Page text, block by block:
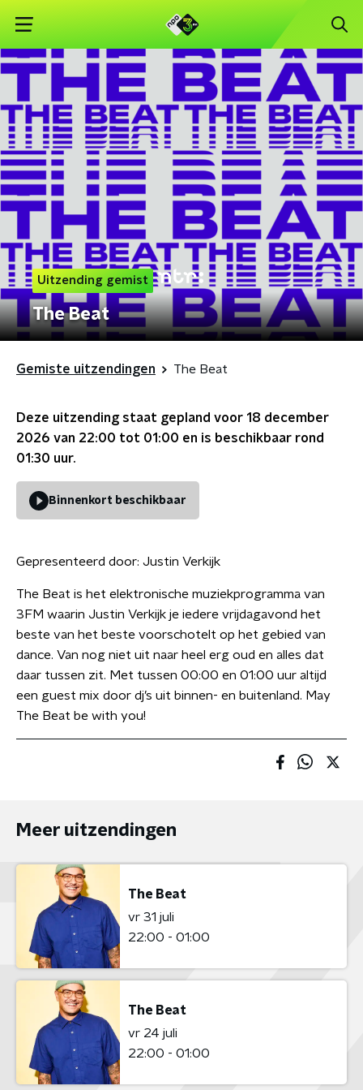
Uitzending gemist
The Beat
Gemiste uitzendingen The Beat
Deze uitzending staat gepland voor 18 december
2026 van 22:00 tot 01:00 en is beschikbaar rond
01:30 uur.
Binnenkort beschikbaar
Gepresenteerd door: Justin Verkijk
The Beat is het elektronische muziekprogramma van
3FM waarin Justin Verkijk je iedere vrijdagavond het
beste van het beste voorschotelt op het gebied van
dance. Van nog niet uit naar heel erg oud en alles dat
daar tussen zit. Met tussen 00:00 en 01:00 uur altijd
een guest mix door dj’s uit binnen- en buitenland. May
The Beat be with you!
Meer uitzendingen
The Beat
vr 31 juli
22:00 - 01:00
The Beat
vr 24 juli
22:00 - 01:00